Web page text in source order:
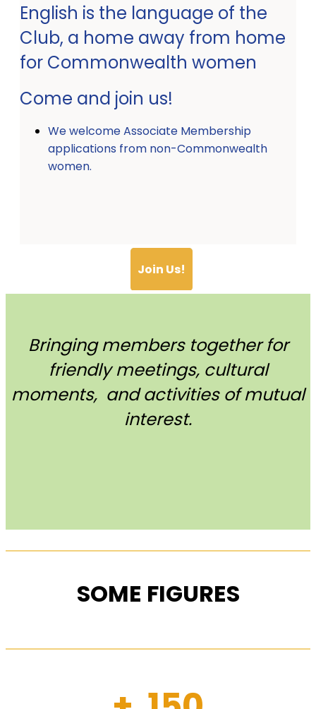
English is the language of the
Club, a home away from home
for Commonwealth women
Come and join us!
We welcome Associate Membership
applications from non-Commonwealth
women.
Join Us!
Bringing members together for
friendly meetings, cultural
moments, and activities of mutual
interest.
SOME FIGURES